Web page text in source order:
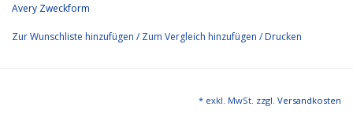
Avery Zweckform
Zur Wunschliste hinzufügen / Zum Vergleich hinzufügen / Drucken
* exkl. MwSt. zzgl. Versandkosten